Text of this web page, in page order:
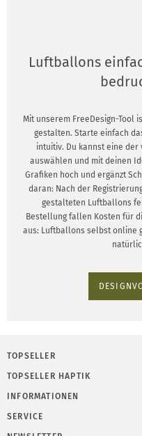
Luftballons
Mit unserem FreeDesign-Tool
gestalten. Starte einfach
intuitiv. Du kannst eine
auswählen und mit deinen
Grafiken hoch und ergänzt
daran: Nach der
gestalteten Luftballons
Bestellung fallen Kosten für
aus: Luftballons selbst online
TOPSELLER
TOPSELLER HAPTIK
INFORMATIONEN
SERVICE